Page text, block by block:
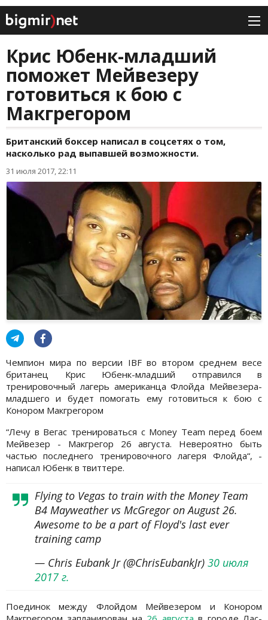
Крис Юбенк-младший
поможет Мейвезеру
готовиться к бою с
Макгрегором
Британский боксер написал в соцсетях о том,
насколько рад выпавшей возможности.
31 июля 2017, 22:11
Чемпион мира по версии IBF во втором среднем весе
британец Крис Юбенк-младший отправился в
тренировочный лагерь американца Флойда Мейвезера-
младшего и будет помогать ему готовиться к бою с
Конором Макгрегором
“Лечу в Вегас тренироваться с Money Team перед боем
Мейвезер - Макгрегор 26 августа. Невероятно быть
частью последнего тренировочного лагеря Флойда“, -
написал Юбенк в твиттере.
Flying to Vegas to train with the Money Team
B4 Mayweather vs McGregor on August 26.
Awesome to be a part of Floyd's last ever
training camp
— Chris Eubank Jr (@ChrisEubankJr) 30 июля
2017 г.
Поединок между Флойдом Мейвезером и Конором